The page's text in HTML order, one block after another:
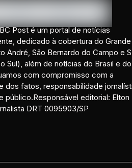
Post é um portal de notícias
dedicado à cobertura do Grande
André, São Bernardo do Campo e
Sul), além de notícias do Brasil e do
com compromisso com a
dos fatos, responsabilidade
público.Responsável editorial: Elton
DRT 0095903/SP